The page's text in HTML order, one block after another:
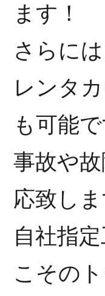
ます！
さらに
レンタ
も可能
事故や
応致しま
自社指
こその